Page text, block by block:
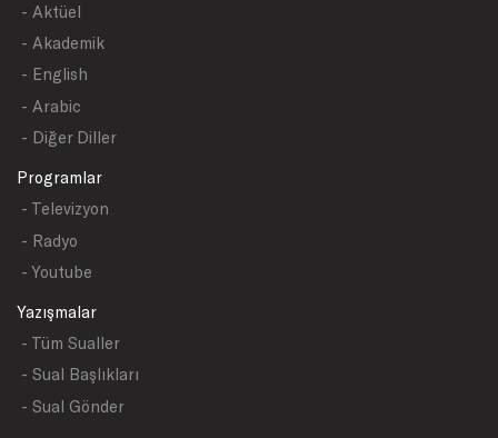
- Aktüel
- Akademik
- English
- Arabic
- Diğer Diller
Programlar
- Televizyon
- Radyo
- Youtube
Yazışmalar
- Tüm Sualler
- Sual Başlıkları
- Sual Gönder